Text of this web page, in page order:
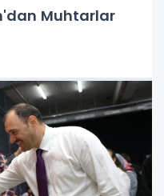
Muhtarlar